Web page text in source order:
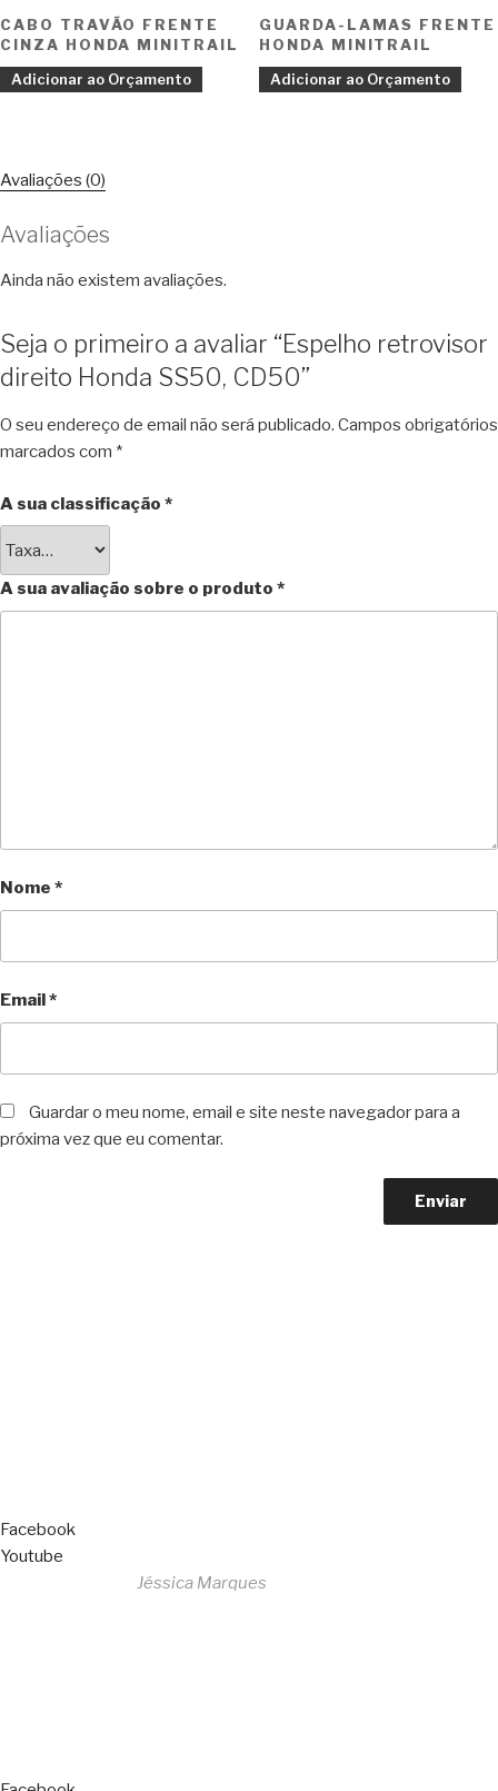
CABO TRAVÃO FRENTE
CINZA HONDA MINITRAIL
Adicionar ao Orçamento
GUARDA-LAMAS FRENTE
HONDA MINITRAIL
Adicionar ao Orçamento
Avaliações (0)
Avaliações
Ainda não existem avaliações.
Seja o primeiro a avaliar “Espelho retrovisor
direito Honda SS50, CD50”
O seu endereço de email não será publicado. Campos obrigatórios
marcados com *
A sua classificação *
A sua avaliação sobre o produto *
Nome *
Email*
Guardar o meu nome, email e site neste navegador para a
próxima vez que eu comentar.
Facebook
Youtube
Jéssica Marques